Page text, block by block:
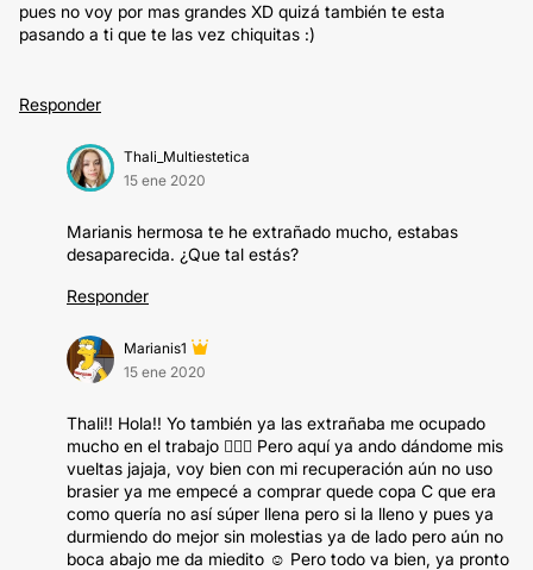
pues no voy por mas grandes XD quizá también te esta
pasando a ti que te las vez chiquitas :)
Responder
Thali_Multiestetica
15 ene 2020
Marianis hermosa te he extrañado mucho, estabas
desaparecida. ¿Que tal estás?
Responder
Marianis1
15 ene 2020
Thali!! Hola!! Yo también ya las extrañaba me ocupado
mucho en el trabajo 💆🏻‍♀️ Pero aquí ya ando dándome mis
vueltas jajaja, voy bien con mi recuperación aún no uso
brasier ya me empecé a comprar quede copa C que era
como quería no así súper llena pero si la lleno y pues ya
durmiendo do mejor sin molestias ya de lado pero aún no
boca abajo me da miedito ☺️ Pero todo va bien, ya pronto